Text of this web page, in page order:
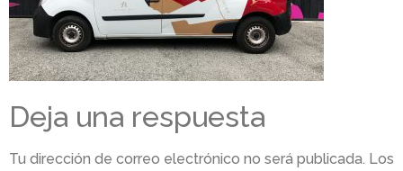
Deja una respuesta
Tu dirección de correo electrónico no será publicada. Los